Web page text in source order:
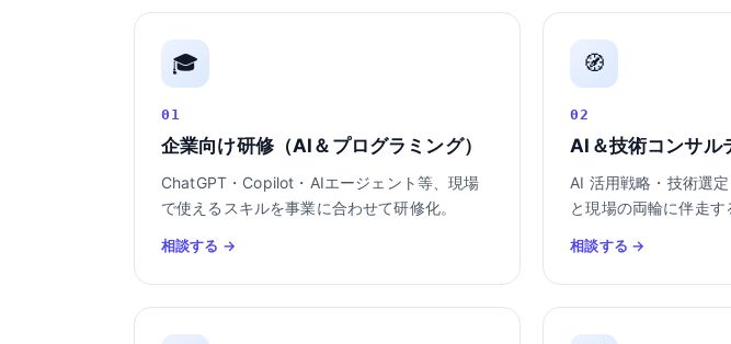
🎓
01
企業向け研修（AI＆プログラミング）
ChatGPT・Copilot・AIエージェント等、現場
で使えるスキルを事業に合わせて研修化。
相談する →
🧭
02
AI＆技術コンサル
AI 活用戦略・技術選
と現場の両輪に伴走す
相談する →